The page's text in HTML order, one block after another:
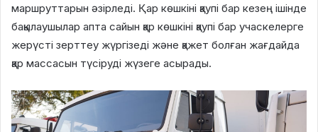
маршруттарын әзірледі. Қар көшкіні қаупі бар кезең ішінде
бақылаушылар апта сайын қар көшкіні қаупі бар учаскелерге
жерүсті зерттеу жүргізеді және қажет болған жағдайда
қар массасын түсіруді жүзеге асырады.